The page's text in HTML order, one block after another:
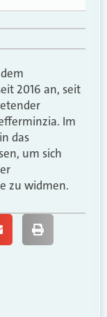
2016 an, seit
Im
das
um sich
zu widmen.